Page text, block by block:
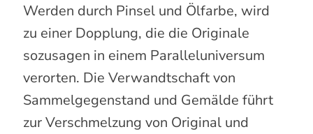
Werden durch Pinsel und Ölfarbe, wird
zu einer Dopplung, die die Originale
sozusagen in einem Paralleluniversum
verorten. Die Verwandtschaft von
Sammelgegenstand und Gemälde führt
zur Verschmelzung von Original und